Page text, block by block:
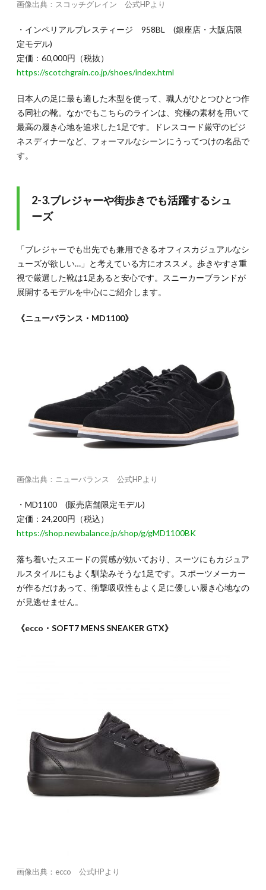
画像出典：スコッチグレイン 公式HPより
・インペリアルプレスティージ 958BL (銀座店・大阪店限
定モデル)
定価：60,000円（税抜）
https://scotchgrain.co.jp/shoes/index.html
日本人の足に最も適した木型を使って、職人がひとつひとつ作
る同社の靴。なかでもこちらのラインは、究極の素材を用いて
最高の履き心地を追求した1足です。ドレスコード厳守のビジ
ネスディナーなど、フォーマルなシーンにうってつけの名品で
す。
2-3.ブレジャーや街歩きでも活躍するシュ
ーズ
「ブレジャーでも出先でも兼用できるオフィスカジュアルなシ
ューズが欲しい…」と考えている方にオススメ。歩きやすさ重
視で厳選した靴は1足あると安心です。スニーカーブランドが
展開するモデルを中心にご紹介します。
《ニューバランス・MD1100》
画像出典：ニューバランス 公式HPより
・MD1100 (販売店舗限定モデル)
定価：24,200円（税込）
https://shop.newbalance.jp/shop/g/gMD1100BK
落ち着いたスエードの質感が効いており、スーツにもカジュア
ルスタイルにもよく馴染みそうな1足です。スポーツメーカー
が作るだけあって、衝撃吸収性もよく足に優しい履き心地なの
が見逃せません。
《ecco・SOFT7 MENS SNEAKER GTX》
画像出典：ecco 公式HPより